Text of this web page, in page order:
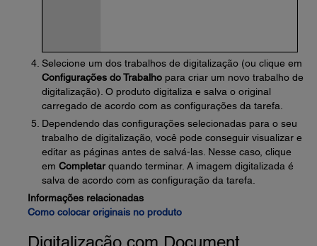
Selecione um dos trabalhos de digitalização (ou clique em
Configurações do Trabalho para criar um novo trabalho de
digitalização). O produto digitaliza e salva o original
carregado de acordo com as configurações da tarefa.
Dependendo das configurações selecionadas para o seu
trabalho de digitalização, você pode conseguir visualizar e
editar as páginas antes de salvá-las. Nesse caso, clique
em Completarquando terminar. A imagem digitalizada é
salva de acordo com as configuração da tarefa.
Informações relacionadas
Como colocar originais no produto
Digitalização com Document